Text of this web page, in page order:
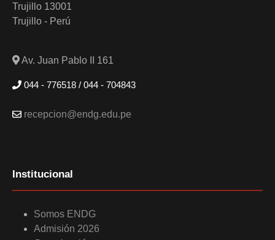
Trujillo 13001
Trujillo - Perú
Av. Juan Pablo II 161
044 - 776518 / 044 - 704843
recepcion@endg.edu.pe
Institucional
Somos ENDG
Admisión 2026